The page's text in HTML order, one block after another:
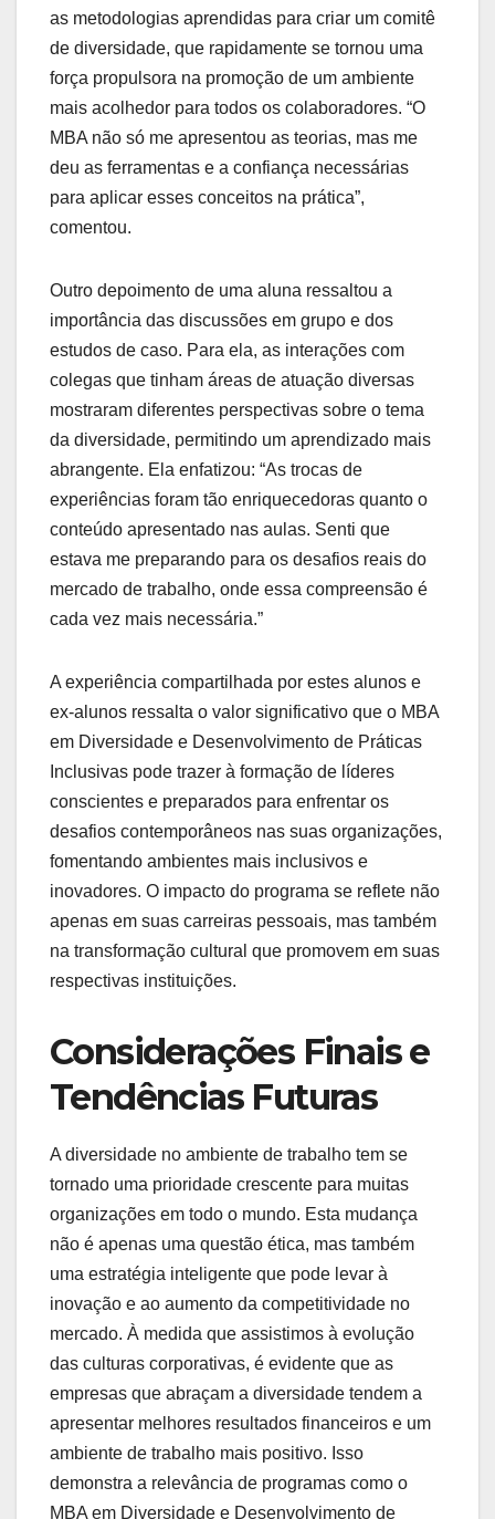
as metodologias aprendidas para criar um comitê
de diversidade, que rapidamente se tornou uma
força propulsora na promoção de um ambiente
mais acolhedor para todos os colaboradores. “O
MBA não só me apresentou as teorias, mas me
deu as ferramentas e a confiança necessárias
para aplicar esses conceitos na prática”,
comentou.
Outro depoimento de uma aluna ressaltou a
importância das discussões em grupo e dos
estudos de caso. Para ela, as interações com
colegas que tinham áreas de atuação diversas
mostraram diferentes perspectivas sobre o tema
da diversidade, permitindo um aprendizado mais
abrangente. Ela enfatizou: “As trocas de
experiências foram tão enriquecedoras quanto o
conteúdo apresentado nas aulas. Senti que
estava me preparando para os desafios reais do
mercado de trabalho, onde essa compreensão é
cada vez mais necessária.”
A experiência compartilhada por estes alunos e
ex-alunos ressalta o valor significativo que o MBA
em Diversidade e Desenvolvimento de Práticas
Inclusivas pode trazer à formação de líderes
conscientes e preparados para enfrentar os
desafios contemporâneos nas suas organizações,
fomentando ambientes mais inclusivos e
inovadores. O impacto do programa se reflete não
apenas em suas carreiras pessoais, mas também
na transformação cultural que promovem em suas
respectivas instituições.
Considerações Finais e
Tendências Futuras
A diversidade no ambiente de trabalho tem se
tornado uma prioridade crescente para muitas
organizações em todo o mundo. Esta mudança
não é apenas uma questão ética, mas também
uma estratégia inteligente que pode levar à
inovação e ao aumento da competitividade no
mercado. À medida que assistimos à evolução
das culturas corporativas, é evidente que as
empresas que abraçam a diversidade tendem a
apresentar melhores resultados financeiros e um
ambiente de trabalho mais positivo. Isso
demonstra a relevância de programas como o
MBA em Diversidade e Desenvolvimento de